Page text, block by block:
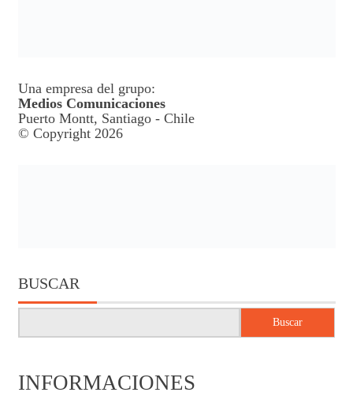
Una empresa del grupo:
Medios Comunicaciones
Puerto Montt, Santiago - Chile
© Copyright 2026
BUSCAR
Buscar
INFORMACIONES